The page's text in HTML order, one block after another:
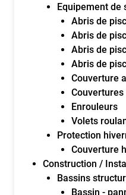
Equipement de
Abris de
Abris de
Abris de
Abris de
Couverture
Enrouleurs
Volets
Protection
Couverture
Construction /
Bassins
Bassin -